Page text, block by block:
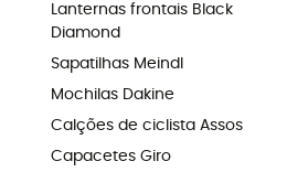
Lanternas frontais Black
Diamond
Sapatilhas Meindl
Mochilas Dakine
Calções de ciclista Assos
Capacetes Giro